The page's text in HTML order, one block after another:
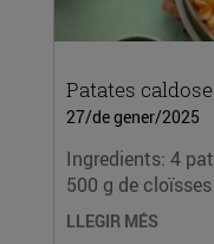
Patates
27/de gener/2025
Ingredients: 4
500 g de
LLEGIR MÉS